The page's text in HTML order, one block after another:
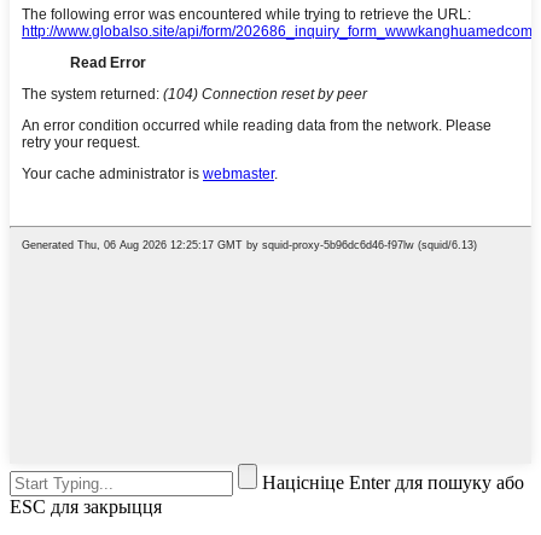
Націсніце Enter для пошуку або
ESC для закрыцця